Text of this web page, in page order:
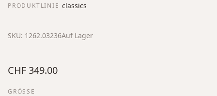
PRODUKTLINIE classics
SKU: 1262.03236Auf Lager
CHF 349.00
GRÖSSE